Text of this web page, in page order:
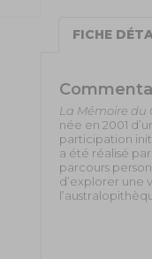
FICHE
La Mémoire du
née en 2001
participation
a été réalisé
parcours
d’explorer une